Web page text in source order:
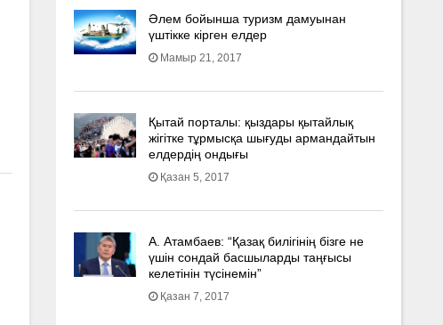
Әлем бойынша туризм дамуынан
үштікке кірген елдер
Мамыр 21, 2017
Қытай порталы: қыздары қытайлық
жігітке тұрмысқа шығуды армандайтын
елдердің ондығы
Қазан 5, 2017
А. Атамбаев: “Қазақ билігінің бізге не
үшін сондай басшыларды таңғысы
келетінін түсінемін”
Қазан 7, 2017